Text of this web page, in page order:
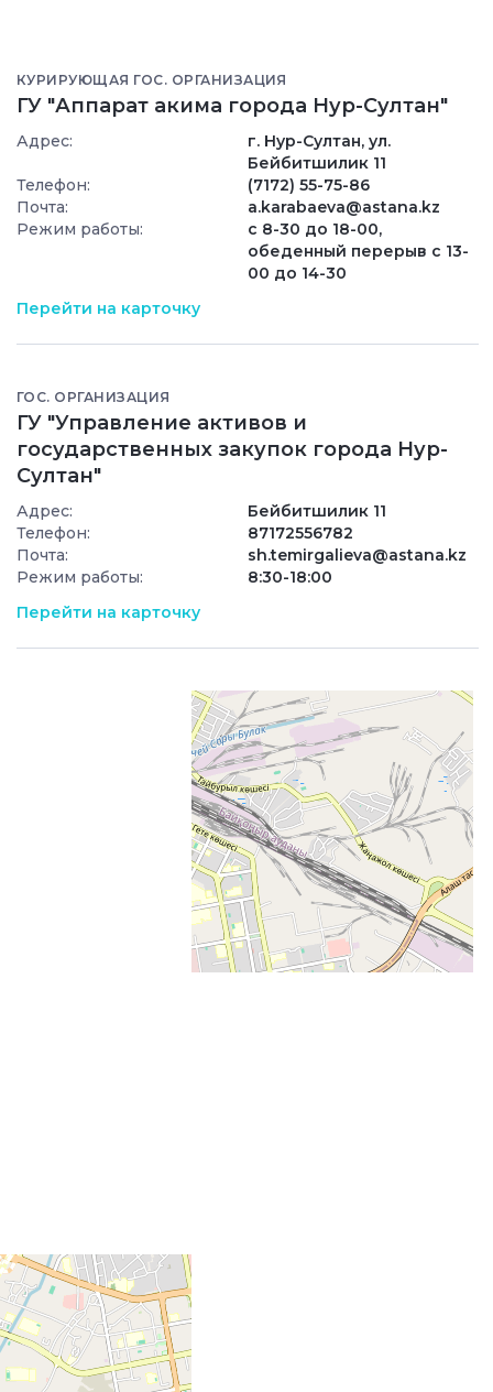
КУРИРУЮЩАЯ ГОС. ОРГАНИЗАЦИЯ
ГУ "Аппарат акима города Нур-Султан"
Адрес:
г. Нур-Султан, ул.
Бейбитшилик 11
Телефон:
(7172) 55-75-86
Почта:
a.karabaeva@astana.kz
Режим работы:
с 8-30 до 18-00,
обеденный перерыв с 13-
00 до 14-30
Перейти на карточку
ГОС. ОРГАНИЗАЦИЯ
ГУ "Управление активов и
государственных закупок города Нур-
Султан"
Адрес:
Бейбитшилик 11
Телефон:
87172556782
Почта:
sh.temirgalieva@astana.kz
Режим работы:
8:30-18:00
Перейти на карточку